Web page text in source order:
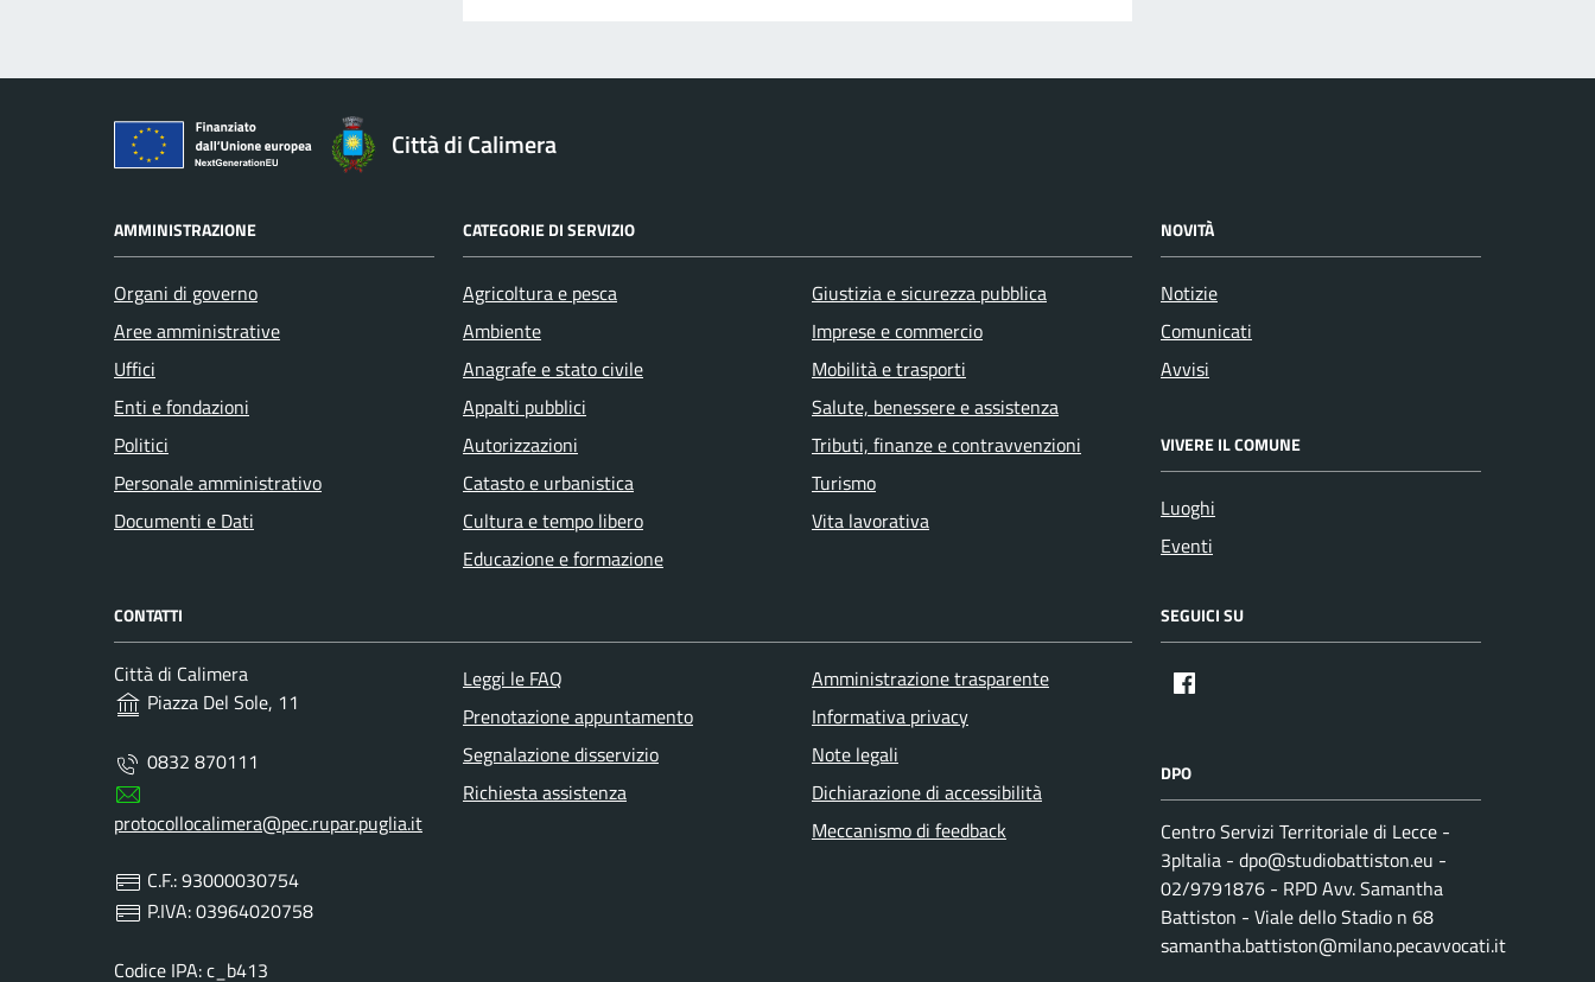
Città di Calimera
AMMINISTRAZIONE
Organi di governo
Aree amministrative
Uffici
Enti e fondazioni
Politici
Personale amministrativo
Documenti e Dati
CATEGORIE DI SERVIZIO
Agricoltura e pesca
Ambiente
Anagrafe e stato civile
Appalti pubblici
Autorizzazioni
Catasto e urbanistica
Cultura e tempo libero
Educazione e formazione
Giustizia e sicurezza pubblica
Imprese e commercio
Mobilità e trasporti
Salute, benessere e assistenza
Tributi, finanze e contravvenzioni
Turismo
Vita lavorativa
NOVITÀ
Notizie
Comunicati
Avvisi
VIVERE IL COMUNE
Luoghi
Eventi
CONTATTI
Città di Calimera
Piazza Del Sole, 11
0832 870111
protocollocalimera@pec.rupar.puglia.it
C.F.: 93000030754
P.IVA: 03964020758
Codice IPA: c_b413
Leggi le FAQ
Prenotazione appuntamento
Segnalazione disservizio
Richiesta assistenza
Amministrazione trasparente
Informativa privacy
Note legali
Dichiarazione di accessibilità
Meccanismo di feedback
SEGUICI SU
DPO
Centro Servizi Territoriale di Lecce -
3pItalia - dpo@studiobattiston.eu -
02/9791876 - RPD Avv. Samantha
Battiston - Viale dello Stadio n 68
samantha.battiston@milano.pecavvocati.it